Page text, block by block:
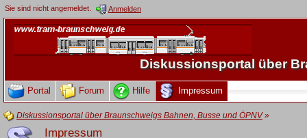
Sie sind nicht angemeldet. Anmelden
Diskussionsportal über
Portal Forum Hilfe Impressum
Diskussionsportal über Braunschweigs Bahnen, Busse und ÖPNV»
Impressum